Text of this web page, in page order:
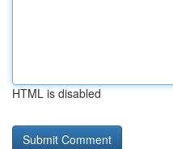
HTML is disabled